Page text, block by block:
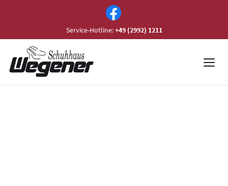
Service-Hotline:+49 (2992) 1211